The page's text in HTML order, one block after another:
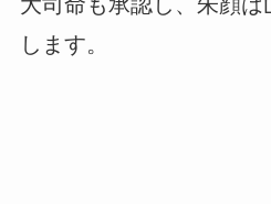
大司命も承認し、朱顔
します。